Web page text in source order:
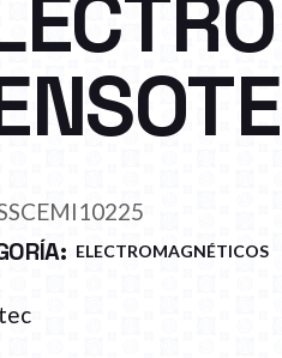
ELECTROMAGNÉTICOS